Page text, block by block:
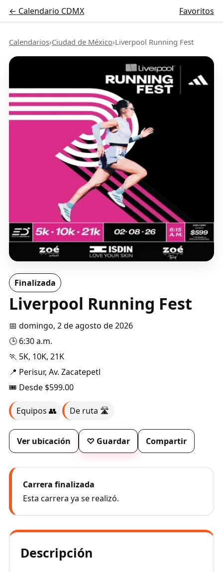
← Calendario CDMX Favoritos
Calendarios›Ciudad de México›Liverpool Running Fest
Finalizada
Liverpool Running Fest
📅 domingo, 2 de agosto de 2026
🕒 6:30 a.m.
🏃 5K, 10K, 21K
📍 Perisur, Av. Zacatepetl
🎟️ Desde $599.00
Equipos 👥 De ruta 🛣️
Ver ubicación ♡ Guardar Compartir
Carrera finalizada
Esta carrera ya se realizó.
Descripción